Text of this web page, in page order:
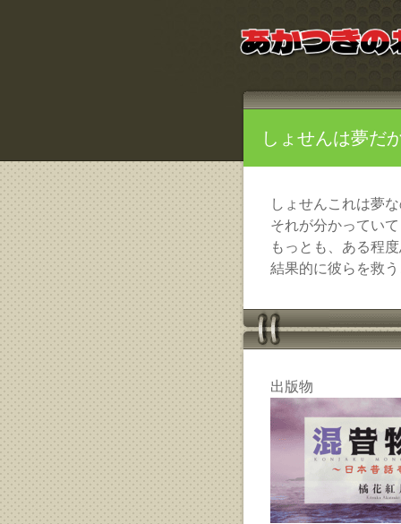
しょせんは夢だ
しょせんこれは夢
それが分かってい
もっとも、ある程
結果的に彼らを救
出版物